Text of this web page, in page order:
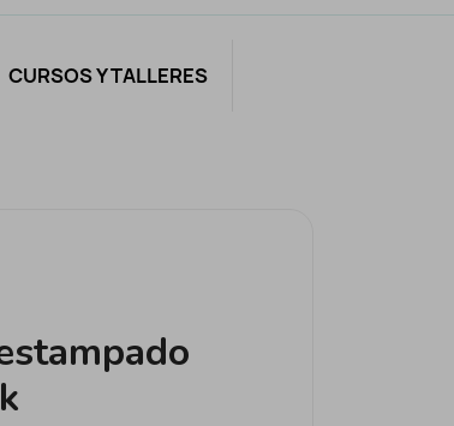
CURSOS Y TALLERES